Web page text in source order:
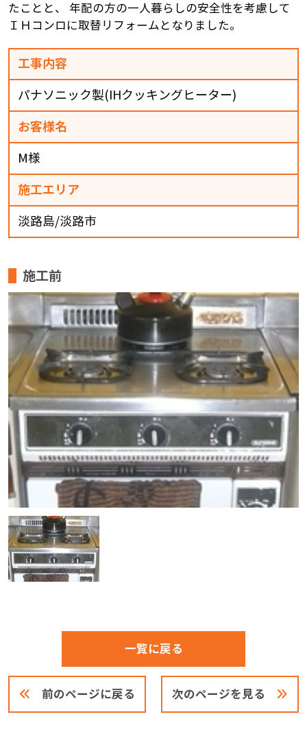
たことと、 年配の方の一人暮らしの安全性を考慮して
ＩＨコンロに取替リフォームとなりました。
工事内容
パナソニック製(IHクッキングヒーター)
お客様名
M様
施工エリア
淡路島/淡路市
施工前
前のページに戻る
一覧に戻る
次のページを見る